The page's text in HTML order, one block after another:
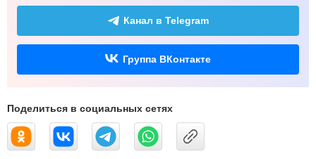
Канал в Telegram
Группа ВКонтакте
Поделиться в социальных сетях